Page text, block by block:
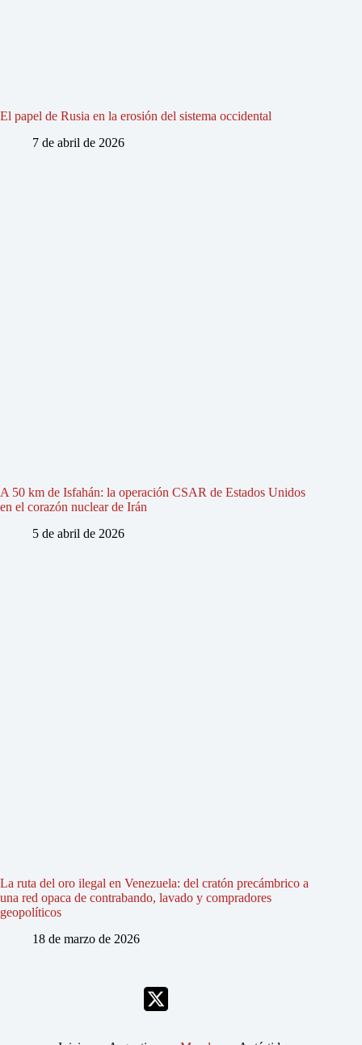
El papel de Rusia en la erosión del sistema occidental
7 de abril de 2026
A 50 km de Isfahán: la operación CSAR de Estados Unidos
en el corazón nuclear de Irán
5 de abril de 2026
La ruta del oro ilegal en Venezuela: del cratón precámbrico a
una red opaca de contrabando, lavado y compradores
geopolíticos
18 de marzo de 2026